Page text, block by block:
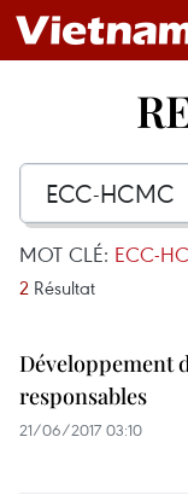
MOT CLÉ: ECC-
2 Résultat
Développement
responsables
21/06/2017 03:10